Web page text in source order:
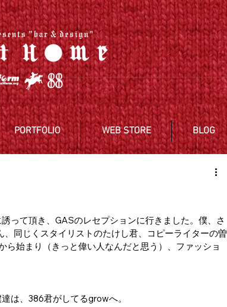
PORTFOLIO WEB STORE BLOG
って頂き、GASのレセプションに行きました。僕、さ
同じくスタイリストのたけし君、コピーライターの曽
始まり（きっと偉い人なんだと思う）、ファッショ
は、386君がしてるgrowへ。